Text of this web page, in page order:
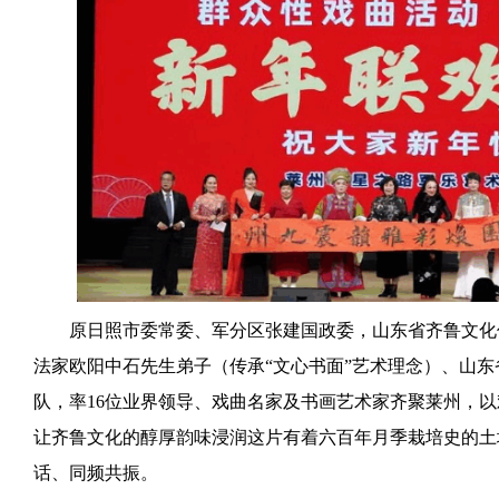
原日照市委常委、军分区张建国政委，山东省齐鲁文
法家欧阳中石先生弟子（传承“文心书面”艺术理念）、山
队，率16位业界领导、戏曲名家及书画艺术家齐聚莱州，
让齐鲁文化的醇厚韵味浸润这片有着六百年月季栽培史的
话、同频共振。